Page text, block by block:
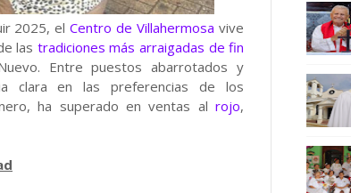
2025, elCentro de Villahermosa vive
las tradiciones más arraigadas de fin
Entre puestos abarrotados y
clara en las preferencias de los
ha superado en ventas alrojo,